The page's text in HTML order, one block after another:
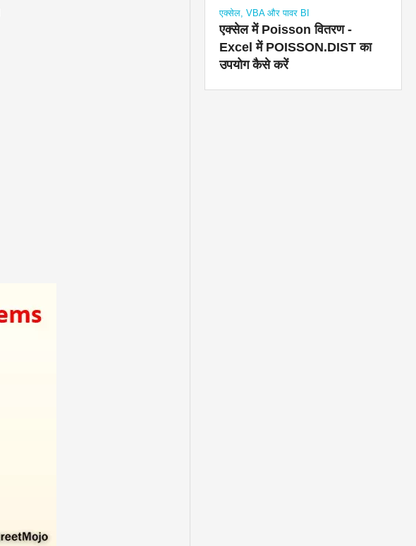
एक्सेल, VBA और पावर BI
एक्सेल में Poisson वितरण -
Excel में POISSON.DIST का
उपयोग कैसे करें